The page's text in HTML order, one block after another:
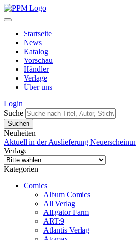
Startseite
News
Katalog
Vorschau
Händler
Verlage
Über uns
Login
Suche
Neuheiten
Aktuell in der Auslieferung
Verlage
Kategorien
Comics
Album Comics
All Verlag
Alligator Farm
ART:9
Atlantis Verlag